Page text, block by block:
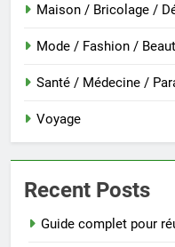
Maison / Bricolage /
Mode / Fashion /
Santé / Médecine /
Voyage
Recent Posts
Guide complet pour